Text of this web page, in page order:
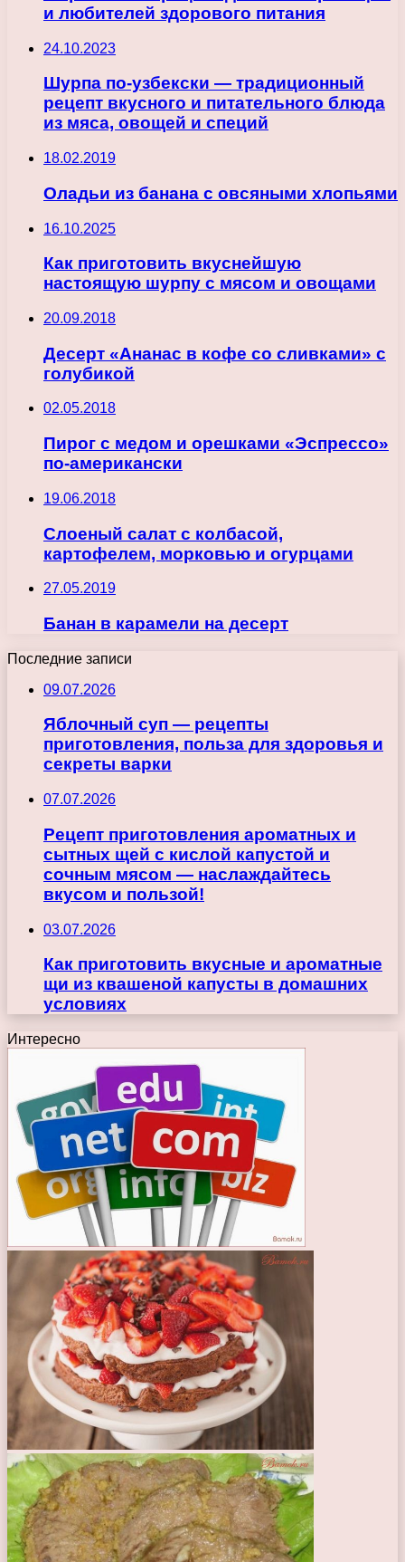
и любителей здорового питания
24.10.2023
Шурпа по-узбекски — традиционный
рецепт вкусного и питательного блюда
из мяса, овощей и специй
18.02.2019
Оладьи из банана с овсяными хлопьями
16.10.2025
Как приготовить вкуснейшую
настоящую шурпу с мясом и овощами
20.09.2018
Десерт «Ананас в кофе со сливками» с
голубикой
02.05.2018
Пирог с медом и орешками «Эспрессо»
по-американски
19.06.2018
Слоеный салат с колбасой,
картофелем, морковью и огурцами
27.05.2019
Банан в карамели на десерт
Последние записи
09.07.2026
Яблочный суп — рецепты
приготовления, польза для здоровья и
секреты варки
07.07.2026
Рецепт приготовления ароматных и
сытных щей с кислой капустой и
сочным мясом — наслаждайтесь
вкусом и пользой!
03.07.2026
Как приготовить вкусные и ароматные
щи из квашеной капусты в домашних
условиях
Интересно